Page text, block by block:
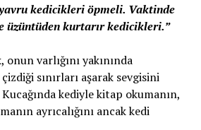
kedicikleri öpmeli. Vaktinde
üzüntüden kurtarır kedicikleri.”
varlığını yakınında
sınırları aşarak sevgisini
kediyle kitap okumanın,
ayrıcalığını ancak kedi